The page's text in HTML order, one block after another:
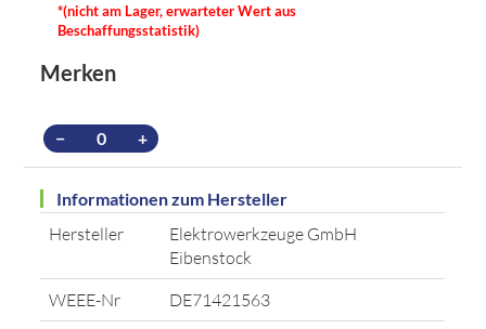
*(nicht am Lager, erwarteter Wert aus
Beschaffungsstatistik)
Merken
− +
Informationen zum Hersteller
Hersteller
Elektrowerkzeuge GmbH
Eibenstock
WEEE-Nr
DE71421563